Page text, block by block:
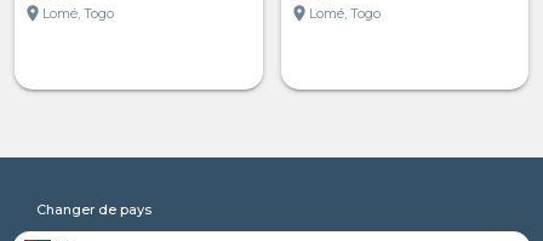
location_on Lomé, Togo
location_on Lomé, Togo
Changer de pays